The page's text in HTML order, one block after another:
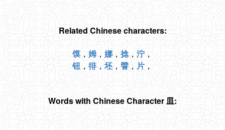
Related Chinese characters:
馍 ， 姆， 娜 ， 捻， 泞 ，
钮 ， 徘， 坯 ， 譬 ， 片 ，
Words with Chinese Character 皿: